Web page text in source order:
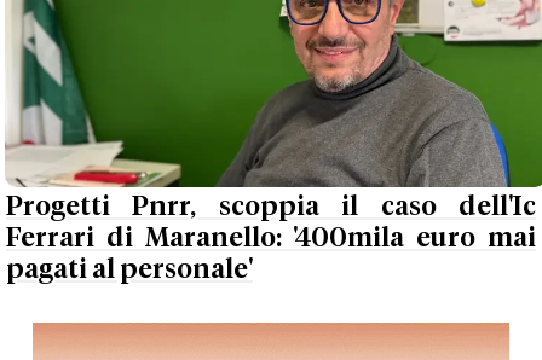
Progetti Pnrr, scoppia il caso dell'Ic
Ferrari di Maranello: '400mila euro mai
pagati al personale'